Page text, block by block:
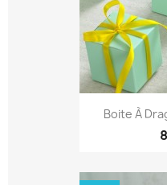
Boite À